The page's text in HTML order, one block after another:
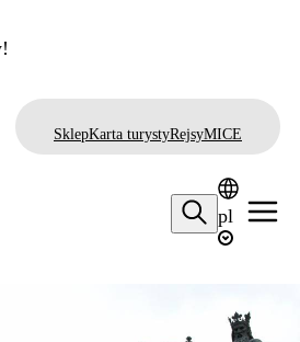
SklepKarta turystyRejsyMICE
pl